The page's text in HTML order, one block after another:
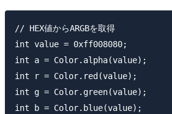
// HEX値からARGBを取得
int value = 0xff008080;
int a = Color.alpha(value);
int r = Color.red(value);
int g = Color.green(value);
int b = Color.blue(value);